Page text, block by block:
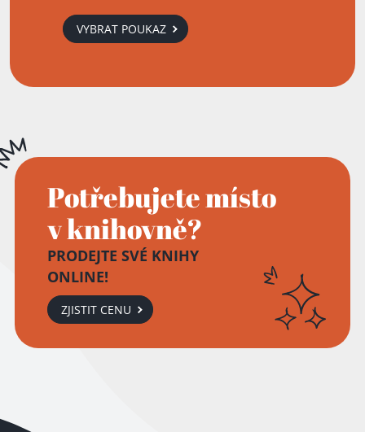
VYBRAT POUKAZ
Potřebujete místo
v knihovně?
PRODEJTE SVÉ KNIHY
ONLINE!
ZJISTIT CENU